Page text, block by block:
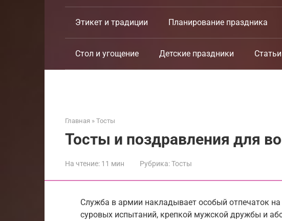
Этикет и традиции Планирование праздника
Стол и угощение Детские праздники Статьи
Главная » Тосты
Тосты и поздравления для
На чтение: 11 мин Рубрика:Тосты
Служба в армии накладывает особый отпечаток
суровых испытаний, крепкой мужской дружбы и